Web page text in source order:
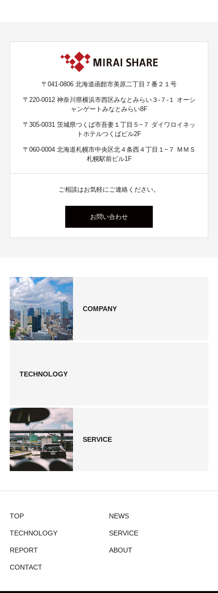
〒041-0806 北海道函館市美原二丁目７番２１号
〒220-0012 神奈川県横浜市西区みなとみらい３-７-１ オーシ
ャンゲートみなとみらい8F
〒305-0031 茨城県つくば市吾妻１丁目５−７ ダイワロイネッ
トホテルつくばビル2F
〒060-0004 北海道札幌市中央区北４条西４丁目１−７ ＭＭＳ
札幌駅前ビル1F
ご相談はお気軽にご連絡ください。
お問い合わせ
COMPANY
TECHNOLOGY
SERVICE
TOP NEWS
TECHNOLOGY SERVICE
REPORT ABOUT
CONTACT